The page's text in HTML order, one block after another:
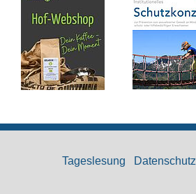
Tageslesung Datenschutz